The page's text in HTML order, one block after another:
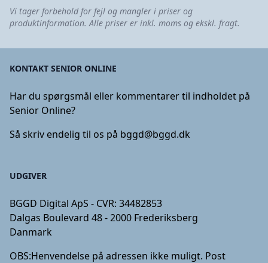
Vi tager forbehold for fejl og mangler i priser og
produktinformation. Alle priser er inkl. moms og ekskl. fragt.
KONTAKT SENIOR ONLINE
Har du spørgsmål eller kommentarer til indholdet på
Senior Online?
Så skriv endelig til os på bggd@bggd.dk
UDGIVER
BGGD Digital ApS - CVR: 34482853
Dalgas Boulevard 48 - 2000 Frederiksberg
Danmark
OBS:Henvendelse på adressen ikke muligt. Post